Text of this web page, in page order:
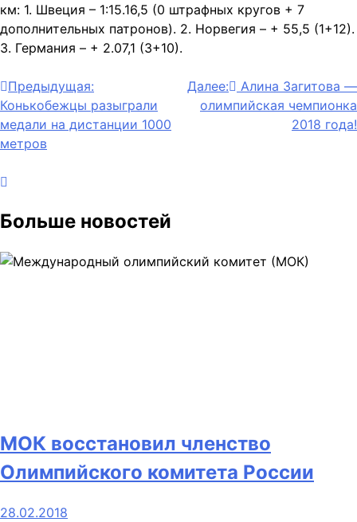
км: 1. Швеция – 1:15.16,5 (0 штрафных кругов + 7
дополнительных патронов). 2. Норвегия – + 55,5 (1+12).
3. Германия – + 2.07,1 (3+10).
Навигация
по
записям
Предыдущая:
Конькобежцы разыграли
медали на дистанции 1000
метров
Далее:
Алина Загитова —
олимпийская чемпионка
2018 года!
Больше новостей
МОК восстановил членство
Олимпийского комитета России
28.02.2018